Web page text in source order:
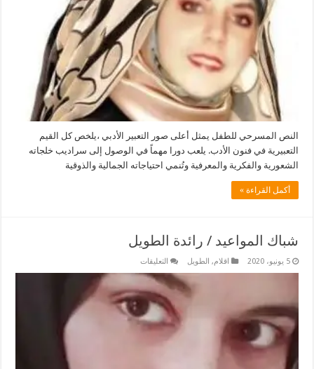
في
مسرحيتي
-العصفورة
الكسلانة-
و
-ثورة
الحديقة-
للشاعر
السيد
جلال
بقلم
سفانة
بنت
ابن
الشاطئ
مغلقة
النص المسرحي للطفل يمثل أعلى صور التعبير الأدبي ،يلخص كل القيم
التعبيرية في فنون الأدب. يلعب دورا مهماً في الوصول إلى سراديب خلجاته
الشعورية والفكرية والمعرفية وتُنمي احتياجاته الجمالية والذوقية
أكمل القراءة »
شباك المواعيد / رائدة الطويل
5 يونيو، 2020 اقلام, الطويل التعليقات
/
رائدة
الطويل
مغلقة